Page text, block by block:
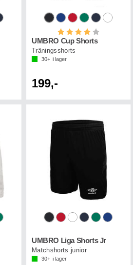
Betyg:
UMBRO Cup Shorts
Träningsshorts
30+ i lager
199,-
UMBRO Liga Shorts Jr
Matchshorts junior
30+ i lager